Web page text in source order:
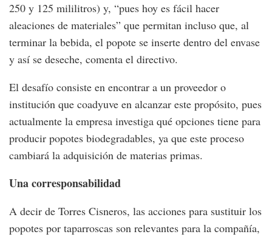
250 y 125 mililitros) y, “pues hoy es fácil hacer
aleaciones de materiales” que permitan incluso que, al
terminar la bebida, el popote se inserte dentro del envase
y así se deseche, comenta el directivo.
El desafío consiste en encontrar a un proveedor o
institución que coadyuve en alcanzar este propósito, pues
actualmente la empresa investiga qué opciones tiene para
producir popotes biodegradables, ya que este proceso
cambiará la adquisición de materias primas.
Una corresponsabilidad
A decir de Torres Cisneros, las acciones para sustituir los
popotes por taparroscas son relevantes para la compañía,